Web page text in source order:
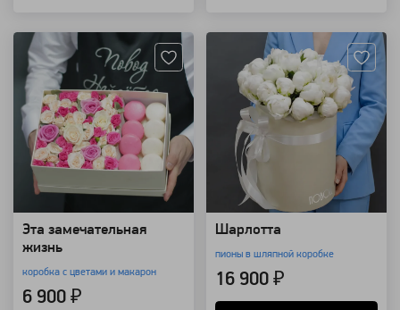
Эта замечательная
жизнь
коробка с цветами и макарон
6 900 ₽
Шарлотта
пионы в шляпной коробке
16 900 ₽